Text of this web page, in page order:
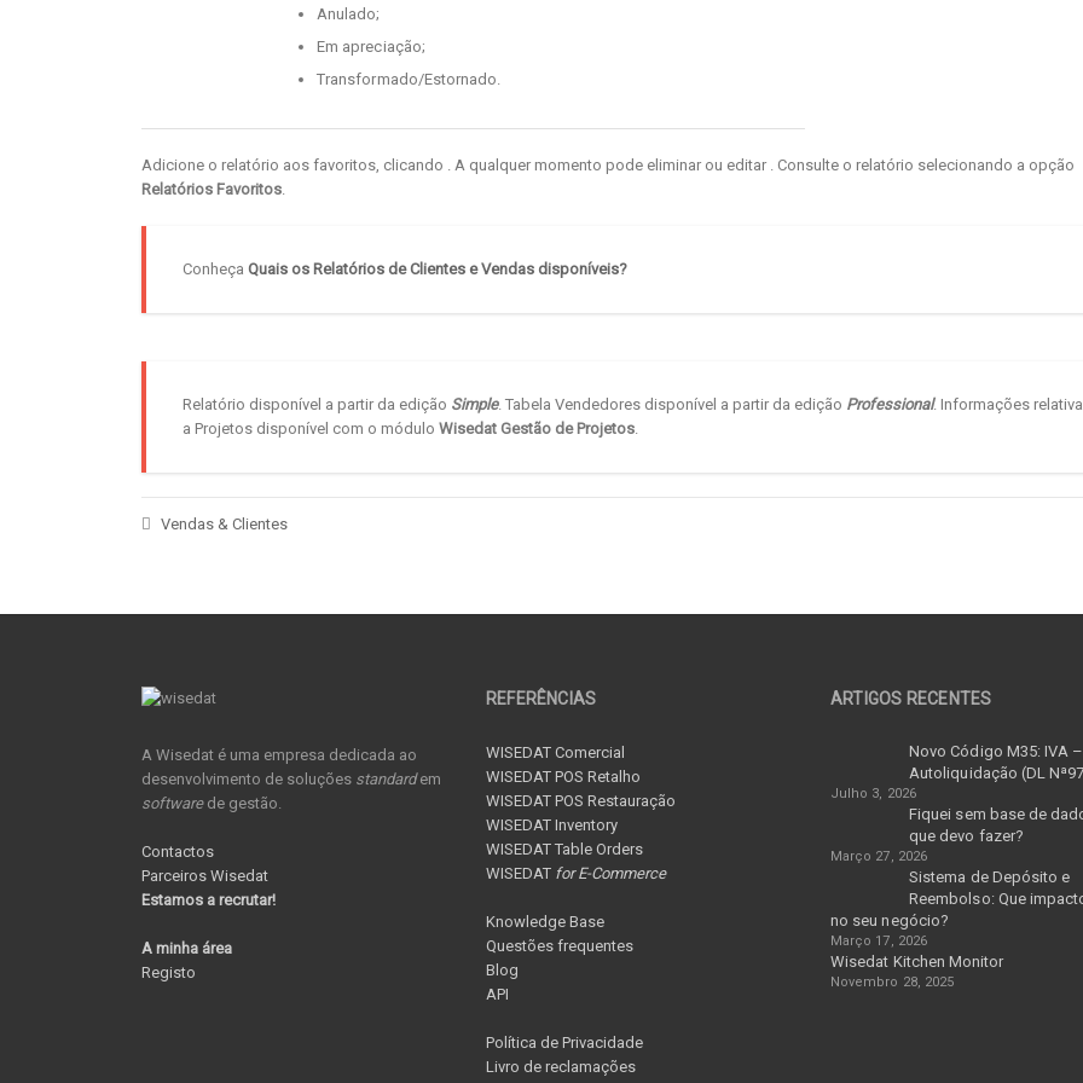
Anulado;
Em apreciação;
Transformado/Estornado.
Adicione o relatório aos favoritos, clicando . A qualquer momento pode eliminar ou editar . Consulte o relatório selecionando a opção
Relatórios Favoritos.
Conheça Quais os Relatórios de Clientes e Vendas disponíveis?
Relatório disponível a partir da edição Simple. Tabela Vendedores disponível a partir da edição Professional. Informações
a Projetos disponível com o módulo Wisedat Gestão de Projetos.
Vendas & Clientes
A Wisedat é uma empresa dedicada ao
desenvolvimento de soluções standardem
softwarede gestão.
Contactos
Parceiros Wisedat
Estamos a recrutar!
A minha área
Registo
REFERÊNCIAS
WISEDAT Comercial
WISEDAT POS Retalho
WISEDAT POS Restauração
WISEDAT Inventory
WISEDAT Table Orders
WISEDAT for E-Commerce
Knowledge Base
Questões frequentes
Blog
API
Política de Privacidade
Livro de reclamações
ARTIGOS RECENTES
Novo Código M35: IVA –
Autoliquidação (DL
Julho 3, 2026
Fiquei sem base de
que devo fazer?
Março 27, 2026
Sistema de Depósito e
Reembolso: Que
no seu negócio?
Março 17, 2026
Wisedat Kitchen Monitor
Novembro 28, 2025